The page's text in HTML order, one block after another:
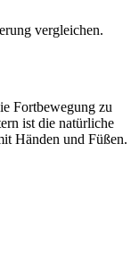
vergleichen.
Fortbewegung zu
ist die natürliche
Händen und Füßen.